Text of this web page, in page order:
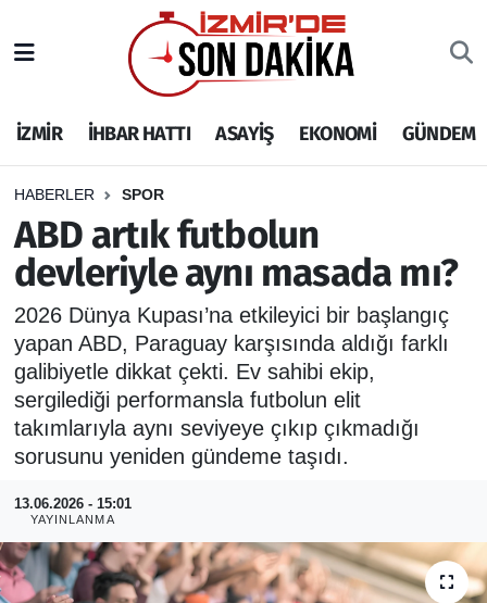
İZMİR İHBAR HATTI ASAYİŞ EKONOMİ GÜNDEM
HABERLER SPOR
ABD artık futbolun
devleriyle aynı masada mı?
2026 Dünya Kupası’na etkileyici bir başlangıç
yapan ABD, Paraguay karşısında aldığı farklı
galibiyetle dikkat çekti. Ev sahibi ekip,
sergilediği performansla futbolun elit
takımlarıyla aynı seviyeye çıkıp çıkmadığı
sorusunu yeniden gündeme taşıdı.
13.06.2026 - 15:01
YAYINLANMA
İHBAR HATTI
DEPREM
GENEL
EKONOMİ
SİYASET
SPOR
ASAYİŞ
RESMİ REKLAM
İzmir Nöbetçi Eczaneler
İzmir Hava Durumu
İzmir Namaz Vakitleri
İzmir Trafik Yoğunluk Haritası
Puan Durumu ve Fikstür
Tüm Manşetler
Son Dakika Haberleri
Haber Arşivi